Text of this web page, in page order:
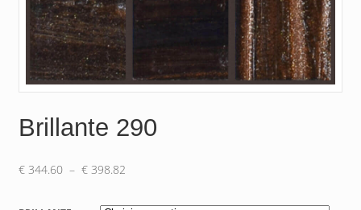
Brillante 290
€344.60 – €398.82Plage
prix :